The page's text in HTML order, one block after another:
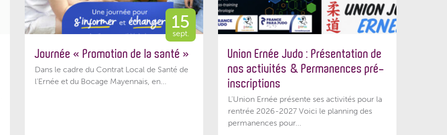
15
sept.
Journée « Promotion de la santé »
Dans le cadre du Contrat Local de Santé de
l’Ernée et du Bocage Mayennais, en...
Union Ernée Judo : Présentation de
nos activités & Permanences pré-
inscriptions
L'Union Ernée présente ses activités pour la
rentrée 2026-2027 Voici le planning des
permanences pour...